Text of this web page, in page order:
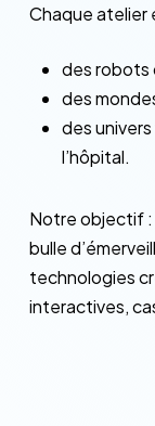
Chaque atelier
des robots
des
des
l’hôpital.
Notre objectif :
bulle
technologies
interactives,